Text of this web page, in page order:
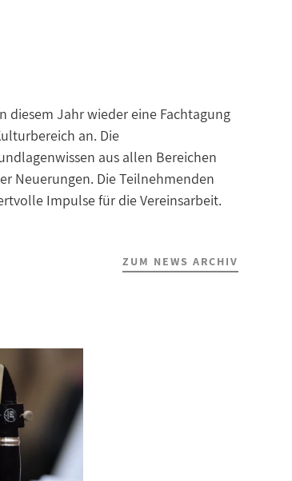
diesem Jahr wieder eine Fachtagung
an. Die
aus allen Bereichen
Neuerungen. Die Teilnehmenden
Impulse für die Vereinsarbeit.
ZUM NEWS ARCHIV